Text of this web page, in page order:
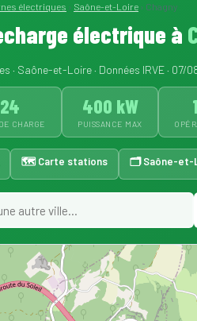
électriques › Saône-et-Loire › Chagny
électrique à
· Saône-et-Loire · Données IRVE · 07/
CHARGE
400 kW
PUISSANCE MAX
🗺️ Carte stations 🗂️ Saône-et-